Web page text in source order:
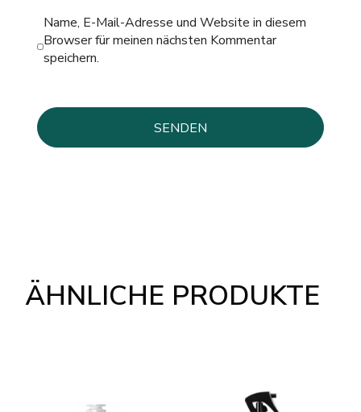
Name, E-Mail-Adresse und Website in diesem
Browser für meinen nächsten Kommentar
speichern.
ÄHNLICHE PRODUKTE